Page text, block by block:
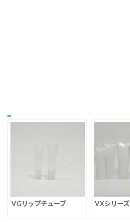
VGリップチューブ VXシリーズ